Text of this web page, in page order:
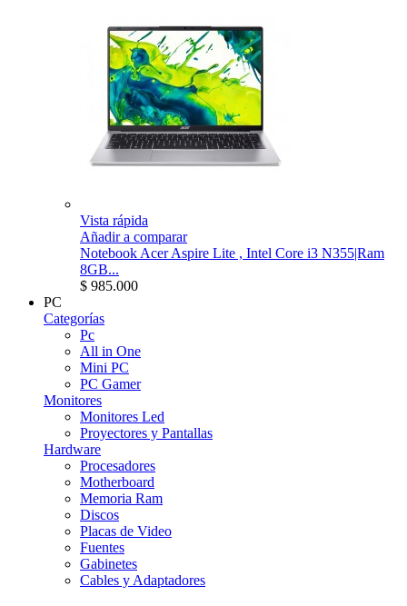
Vista rápida
Añadir a comparar
Notebook Acer Aspire Lite , Intel Core i3 N355|Ram
8GB...
$ 985.000
PC
Categorías
Pc
All in One
Mini PC
PC Gamer
Monitores
Monitores Led
Proyectores y Pantallas
Hardware
Procesadores
Motherboard
Memoria Ram
Discos
Placas de Video
Fuentes
Gabinetes
Cables y Adaptadores